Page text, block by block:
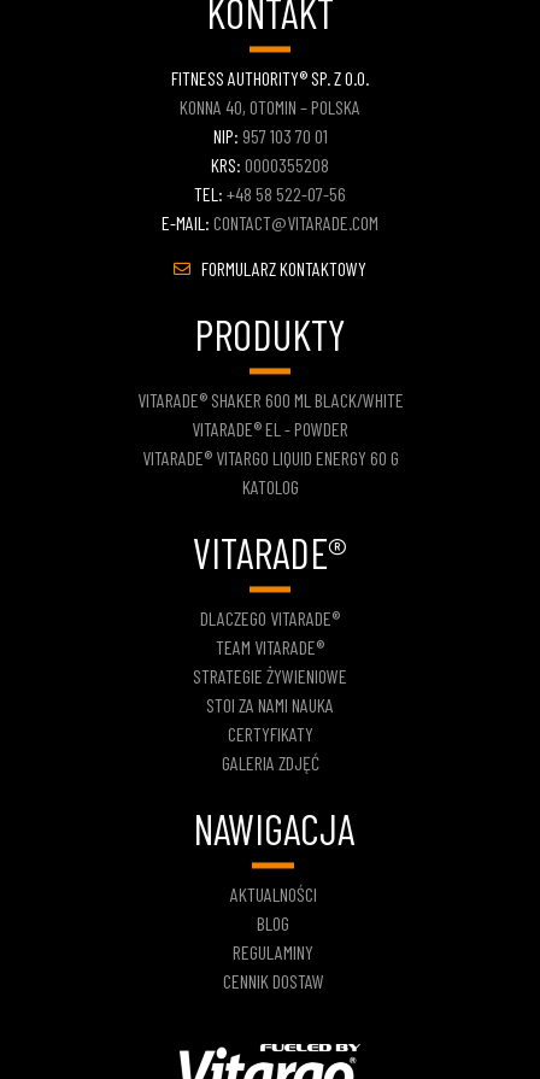
KONTAKT
FITNESS AUTHORITY® SP. Z O.O.
KONNA 40, OTOMIN – POLSKA
NIP: 957 103 70 01
KRS: 0000355208
TEL: +48 58 522-07-56
E-MAIL: CONTACT@VITARADE.COM
FORMULARZ KONTAKTOWY
PRODUKTY
VITARADE® SHAKER 600 ML BLACK/WHITE
VITARADE® EL - POWDER
VITARADE® VITARGO LIQUID ENERGY 60 G
KATOLOG
VITARADE®
DLACZEGO VITARADE®
TEAM VITARADE®
STRATEGIE ŻYWIENIOWE
STOI ZA NAMI NAUKA
CERTYFIKATY
GALERIA ZDJĘĆ
NAWIGACJA
AKTUALNOŚCI
BLOG
REGULAMINY
CENNIK DOSTAW